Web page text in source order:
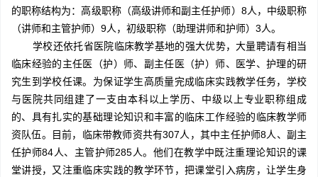
的职称结构为：高级职称（高级讲师和副主任护师）8人，中级职称
（讲师和主管护师）9人，初级职称（助理讲师和护师）3人。
学校还依托省医院临床教学基地的强大优势，大量聘请有相当
临床经验的主任医（护）师、副主任医（护）师、医学、护理的研
究生到学校任课。为保证学生高质量完成临床实践教学任务，学校
与医院共同组建了一支由本科以上学历、中级以上专业职称组成
的、具有扎实的基础理论知识和丰富的临床工作经验的临床教学师
资队伍。目前，临床带教师资共有307人，其中主任护师8人、副主
任护师84人、主管护师285人。他们在教学中既注重理论知识的课
堂讲授，又注重临床实践的教学环节，把课堂引入病房，让学生身